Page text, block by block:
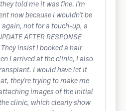
told me it was fine. I'm
now because I wouldn't be
not for a touch-up, a
AFTER RESPONSE
They insist I booked a hair
I arrived at the clinic, I also
I would have let it
they're trying to make me
images of the initial
clinic, which clearly show